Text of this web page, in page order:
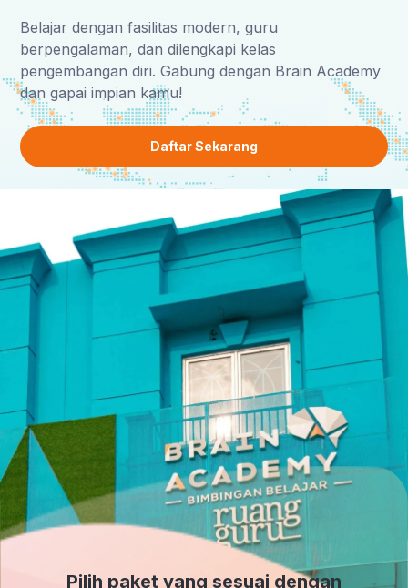
Belajar dengan fasilitas modern, guru
berpengalaman, dan dilengkapi kelas
pengembangan diri. Gabung dengan Brain Academy
dan gapai impian kamu!
Daftar Sekarang
Pilih paket yang sesuai dengan